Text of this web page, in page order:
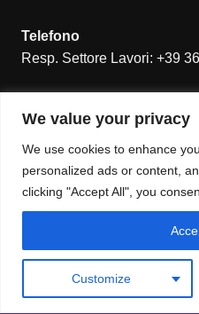
We value your privacy
We use cookies to enhance
personalized ads or content,
clicking "Accept All", you
Customize
Telefono
Resp. Settore Lavori: +39
Via Troubetzkoy, 55 – 28925
VERBANIA SUNA (VB)